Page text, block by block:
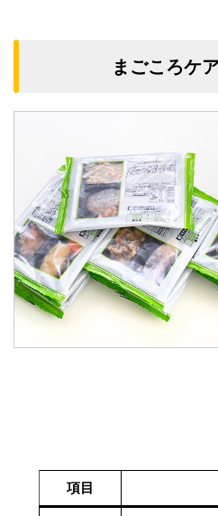
まごころケ
項目